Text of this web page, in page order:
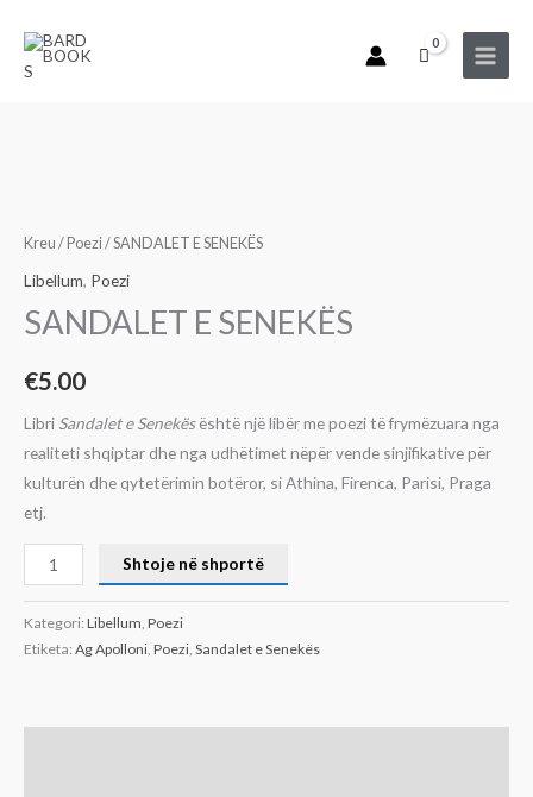
content
Kreu / Poezi/ SANDALET E SENEKËS
Libellum, Poezi
SANDALET E SENEKËS
€5.00
Libri Sandalet e Senekesështë një libër me poezi të frymëzuara nga
realiteti shqiptar dhe nga udhëtimet nëpër vende sinjifikative për
kulturën dhe qytetërimin botëror, si Athina, Firenca, Parisi, Praga
etj.
E
SENEKËS
Shtoje në shportë
Kategori: Libellum Poezi
Etiketa: Ag Apolloni Poezi Sandalet e Senekës
SENEKËS